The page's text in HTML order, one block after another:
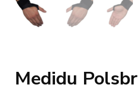
Medidu